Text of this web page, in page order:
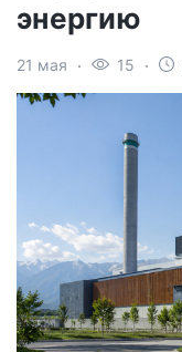
энергию
21 мая 15